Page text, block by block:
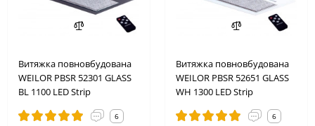
Витяжка повновбудована
WEILOR PBSR 52301 GLASS
BL 1100 LED Strip
6
Витяжка повновбудована
WEILOR PBSR 52651 GLASS
WH 1300 LED Strip
6